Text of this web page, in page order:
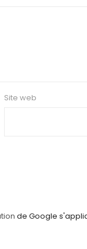
Site web
de Google